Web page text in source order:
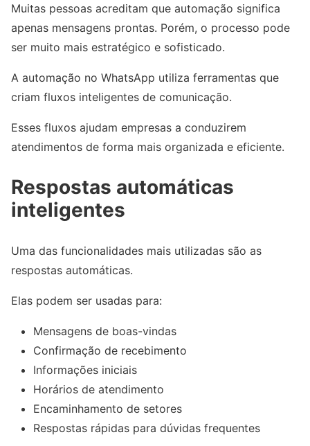
Muitas pessoas acreditam que automação significa
apenas mensagens prontas. Porém, o processo pode
ser muito mais estratégico e sofisticado.
A automação no WhatsApp utiliza ferramentas que
criam fluxos inteligentes de comunicação.
Esses fluxos ajudam empresas a conduzirem
atendimentos de forma mais organizada e eficiente.
Respostas automáticas
inteligentes
Uma das funcionalidades mais utilizadas são as
respostas automáticas.
Elas podem ser usadas para:
Mensagens de boas-vindas
Confirmação de recebimento
Informações iniciais
Horários de atendimento
Encaminhamento de setores
Respostas rápidas para dúvidas frequentes